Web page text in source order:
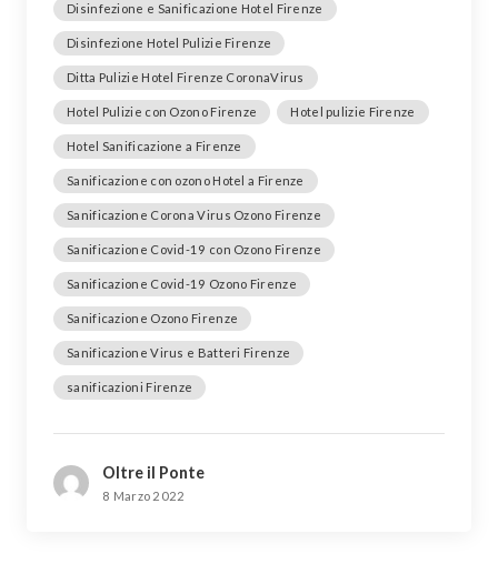
Disinfezione e Sanificazione Hotel Firenze
Disinfezione Hotel Pulizie Firenze
Ditta Pulizie Hotel Firenze CoronaVirus
Hotel Pulizie con Ozono Firenze Hotel pulizie Firenze
Hotel Sanificazione a Firenze
Sanificazione con ozono Hotel a Firenze
Sanificazione Corona Virus Ozono Firenze
Sanificazione Covid-19 con Ozono Firenze
Sanificazione Covid-19 Ozono Firenze
Sanificazione Ozono Firenze
Sanificazione Virus e Batteri Firenze
sanificazioni Firenze
Oltre il Ponte
8 Marzo 2022